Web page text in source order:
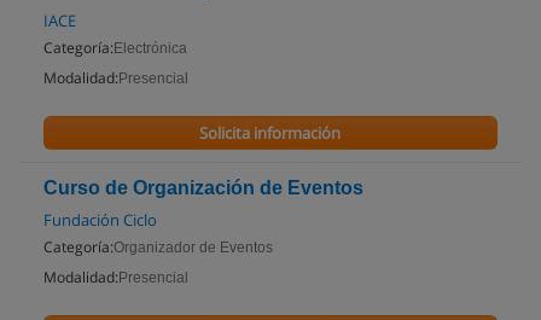
IACE
Categoría: Electrónica
Modalidad: Presencial
Solicita información
Curso de Organización de Eventos
Fundación Ciclo
Categoría:Organizador de Eventos
Modalidad: Presencial